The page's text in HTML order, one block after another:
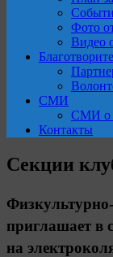
Фото
Видео
СМИ
СМИ о
Контакты
Секции
приглашает в
на